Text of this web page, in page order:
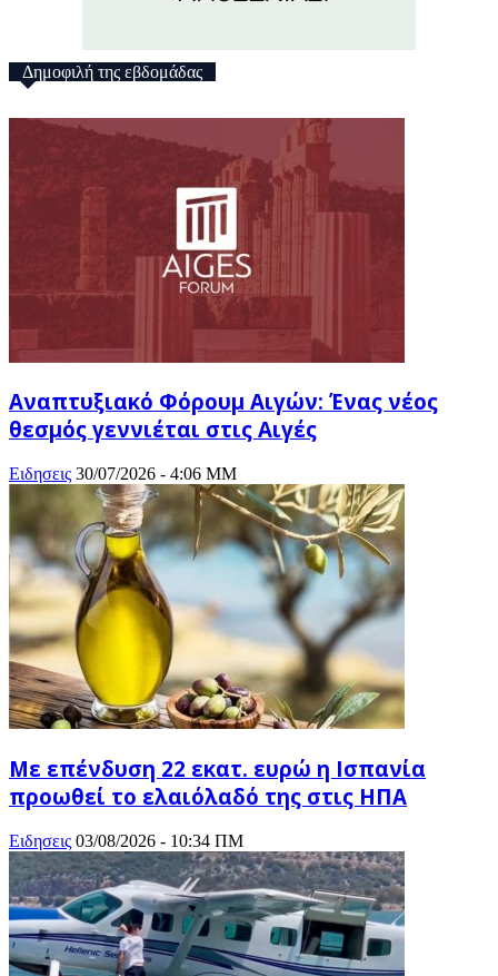
Δημοφιλή της εβδομάδας
Αναπτυξιακό Φόρουμ Αιγών: Ένας νέος
θεσμός γεννιέται στις Αιγές
Ειδησεις 30/07/2026 - 4:06 ΜΜ
Με επένδυση 22 εκατ. ευρώ η Ισπανία
προωθεί το ελαιόλαδό της στις ΗΠΑ
Ειδησεις 03/08/2026 - 10:34 ΠΜ